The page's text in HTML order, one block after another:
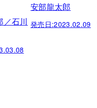
／石川
安部龍太郎
発売日:2023.02.09